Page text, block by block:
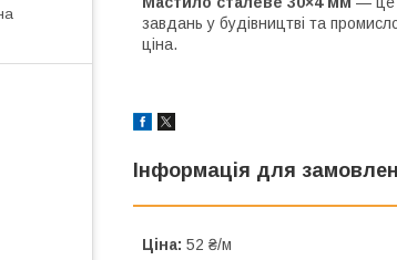
завдань у будівництві та
ціна.
Інформація для
Ціна: 52 ₴/м